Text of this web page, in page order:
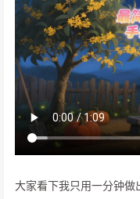
大家看下我只用一分钟